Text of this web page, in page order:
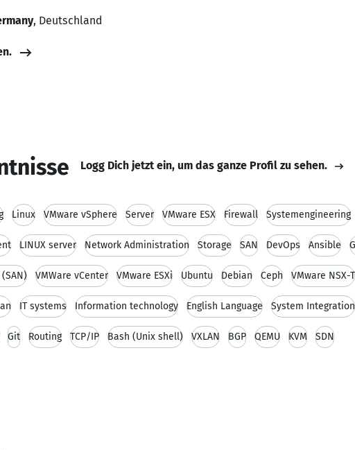
, Deutschland
Logg Dich jetzt ein, um das ganze Profil zu sehen.
Linux VMware vSphere Server VMware ESX Firewall Systemengineering
LINUX server Network Administration Storage SAN DevOps Ansible
VMWare vCenter VMware ESXi Ubuntu Debian Ceph VMware NSX-T
IT systems Information technology English Language System Integration
Git Routing TCP/IP Bash (Unix shell) VXLAN BGP QEMU KVM SDN